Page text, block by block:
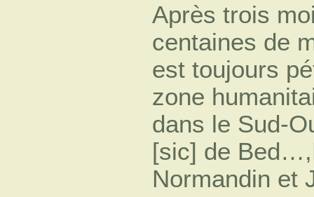
Après trois
centaines de
est toujours
zone
dans le Sud-
[sic] de
Normandin et